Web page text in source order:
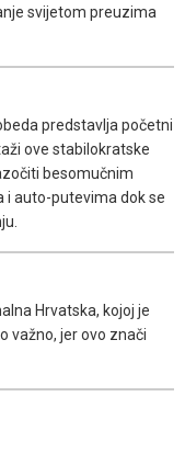
svijetom preuzima
predstavlja početni
ove stabilokratske
besomučnim
i auto-putevima dok se
Hrvatska, kojoj je
važno, jer ovo znači